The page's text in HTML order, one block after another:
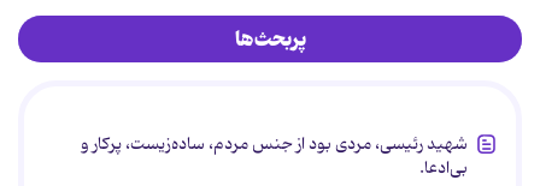
پربحث‌ها
شهید رئیسی، مردی بود از جنس مردم، ساده‌زیست، پرکار و
بی‌ادعا.